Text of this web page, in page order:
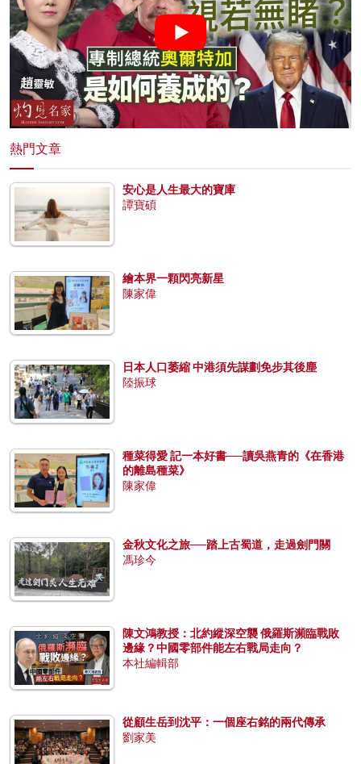
熱門文章
安心是人生最大的寶庫
譚寶碩
繪本界一顆閃亮新星
陳家偉
日本人口萎縮 中港須先謀劃免步其後塵
陸振球
種菜得愛 記一本好書──讀吳燕青的《在香港
的離島種菜》
陳家偉
金秋文化之旅──踏上古蜀道，走過劍門關
馮珍今
陳文鴻教授：北約縱深空襲 俄羅斯瀕臨戰敗
邊緣？中國零部件能左右戰局走向？
本社編輯部
從顧生岳到沈平：一個座右銘的兩代傳承
劉家美